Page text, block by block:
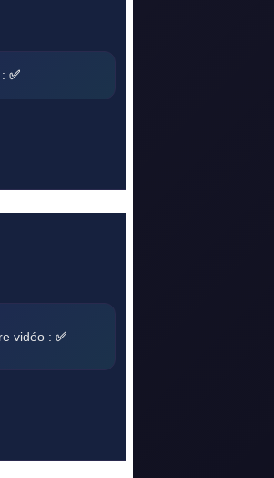
:✅
vidéo :✅